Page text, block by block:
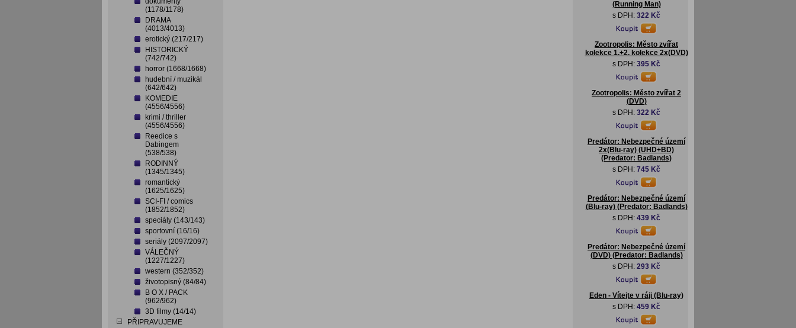
(1178/1178)
DRAMA
(4013/4013)
erotický (217/217)
HISTORICKÝ
(742/742)
horror (1668/1668)
hudební / muzikál
(642/642)
KOMEDIE
(4556/4556)
krimi / thriller
(4556/4556)
Reedice s
Dabingem
(538/538)
RODINNÝ
(1345/1345)
romantický
(1625/1625)
SCI-FI / comics
(1852/1852)
speciály (143/143)
sportovní (16/16)
seriály (2097/2097)
VÁLEČNÝ
(1227/1227)
western (352/352)
životopisný (84/84)
B O X / PACK
(962/962)
3D filmy (14/14)
PŘIPRAVUJEME
(Running Man)
s DPH: 322 Kč
Zootropolis: Město zvířat
kolekce 1.+2. kolekce 2x(DVD)
s DPH: 395 Kč
Zootropolis: Město zvířat 2
(DVD)
s DPH: 322 Kč
Predátor: Nebezpečné území
2x(Blu-ray) (UHD+BD)
(Predator: Badlands)
s DPH: 745 Kč
Predátor: Nebezpečné území
(Blu-ray) (Predator: Badlands)
s DPH: 439 Kč
Predátor: Nebezpečné území
(DVD) (Predator: Badlands)
s DPH: 293 Kč
Eden - Vítejte v ráji (Blu-ray)
s DPH: 459 Kč